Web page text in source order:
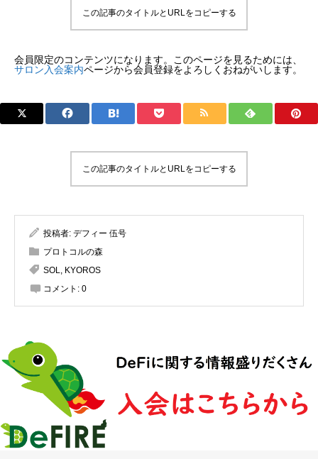
この記事のタイトルとURLをコピーする
会員限定のコンテンツになります。このページを見るためには、
サロン入会案内ページから会員登録をよろしくおねがいします。
この記事のタイトルとURLをコピーする
投稿者: デフィー 伍号
プロトコルの森
SOL, KYOROS
コメント: 0